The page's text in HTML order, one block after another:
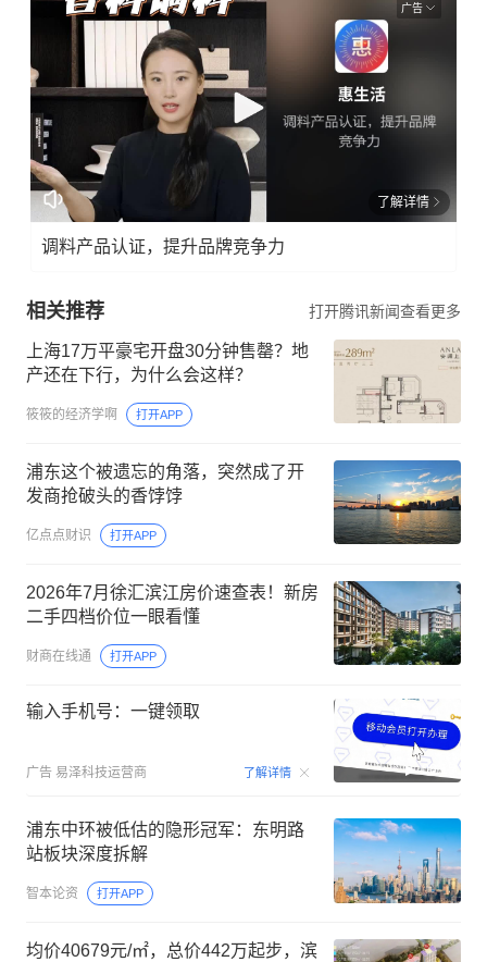
广告
了解详情
调料产品认证，提升品牌竞争力
相关推荐 打开腾讯新闻查看更多
上海17万平豪宅开盘30分钟售罄？地
产还在下行，为什么会这样？
筱筱的经济学啊 打开APP
浦东这个被遗忘的角落，突然成了开
发商抢破头的香饽饽
亿点点财识 打开APP
2026年7月徐汇滨江房价速查表！新房
二手四档价位一眼看懂
财商在线通 打开APP
输入手机号：一键领取
广告 易泽科技运营商 了解详情 00:15
浦东中环被低估的隐形冠军：东明路
站板块深度拆解
智本论资 打开APP
均价40679元/㎡，总价442万起步，滨